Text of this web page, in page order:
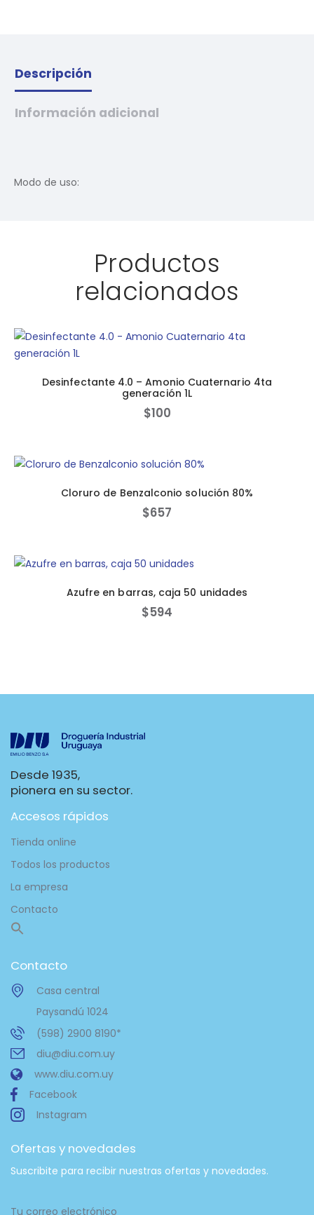
Descripción
Información adicional
Modo de uso:
Productos
relacionados
Desinfectante 4.0 – Amonio Cuaternario 4ta
generación 1L
$100
Cloruro de Benzalconio solución 80%
$657
Azufre en barras, caja 50 unidades
$594
Desde 1935,
pionera en su sector.
Accesos rápidos
Tienda online
Todos los productos
La empresa
Contacto
Contacto
Casa central
Paysandú 1024
(598) 2900 8190*
diu@diu.com.uy
www.diu.com.uy
Facebook
Instagram
Ofertas y novedades
Suscribite para recibir nuestras ofertas y novedades.
Tu correo electrónico